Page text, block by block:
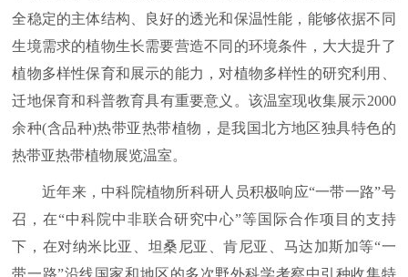
全稳定的主体结构、良好的透光和保温性能，能够依据不同
生境需求的植物生长需要营造不同的环境条件，大大提升了
植物多样性保育和展示的能力，对植物多样性的研究利用、
迁地保育和科普教育具有重要意义。该温室现收集展示2000
余种(含品种)热带亚热带植物，是我国北方地区独具特色的
热带亚热带植物展览温室。
近年来，中科院植物所科研人员积极响应“一带一路”号
召，在“中科院中非联合研究中心”等国际合作项目的支持
下，在对纳米比亚、坦桑尼亚、肯尼亚、马达加斯加等“一
带一路”沿线国家和地区的多次野外科学考察中引种收集特